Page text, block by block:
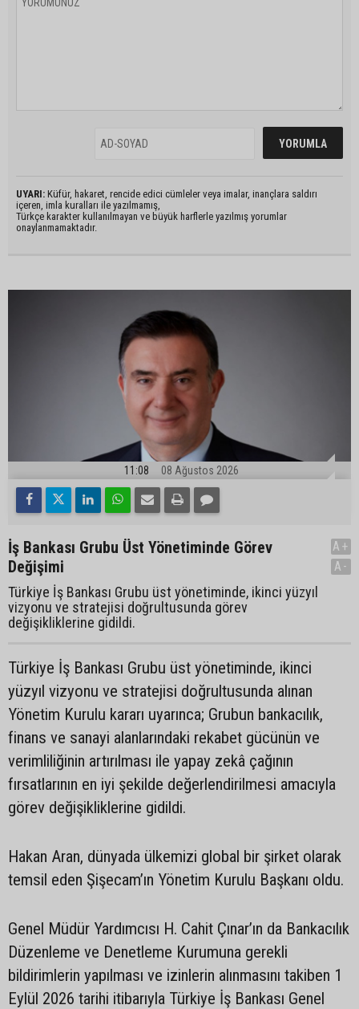
UYARI: Küfür, hakaret, rencide edici cümleler veya imalar, inançlara saldırı
içeren, imla kuralları ile yazılmamış,
Türkçe karakter kullanılmayan ve büyük harflerle yazılmış yorumlar
onaylanmamaktadır.
11:08 08 Ağustos 2026
İş Bankası Grubu Üst Yönetiminde Görev
Değişimi
Türkiye İş Bankası Grubu üst yönetiminde, ikinci yüzyıl
vizyonu ve stratejisi doğrultusunda görev
değişikliklerine gidildi.
A+
A-
Türkiye İş Bankası Grubu üst yönetiminde, ikinci
yüzyıl vizyonu ve stratejisi doğrultusunda alınan
Yönetim Kurulu kararı uyarınca; Grubun bankacılık,
finans ve sanayi alanlarındaki rekabet gücünün ve
verimliliğinin artırılması ile yapay zekâ çağının
fırsatlarının en iyi şekilde değerlendirilmesi amacıyla
görev değişikliklerine gidildi.
Hakan Aran, dünyada ülkemizi global bir şirket olarak
temsil eden Şişecam’ın Yönetim Kurulu Başkanı oldu.
Genel Müdür Yardımcısı H. Cahit Çınar’ın da Bankacılık
Düzenleme ve Denetleme Kurumuna gerekli
bildirimlerin yapılması ve izinlerin alınmasını takiben 1
Eylül 2026 tarihi itibarıyla Türkiye İş Bankası Genel